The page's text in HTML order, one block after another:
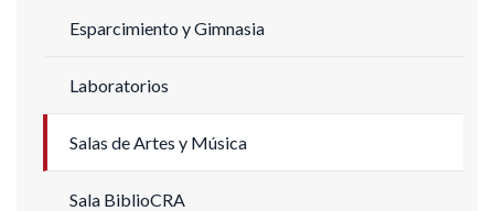
Esparcimiento y Gimnasia
Laboratorios
Salas de Artes y Música
Sala BiblioCRA